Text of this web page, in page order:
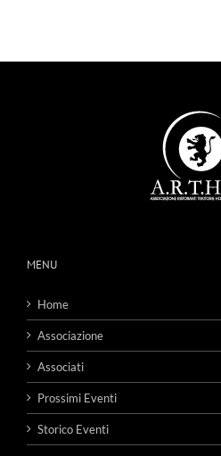
MENU
Home
Associazione
Associati
Prossimi Eventi
Storico Eventi